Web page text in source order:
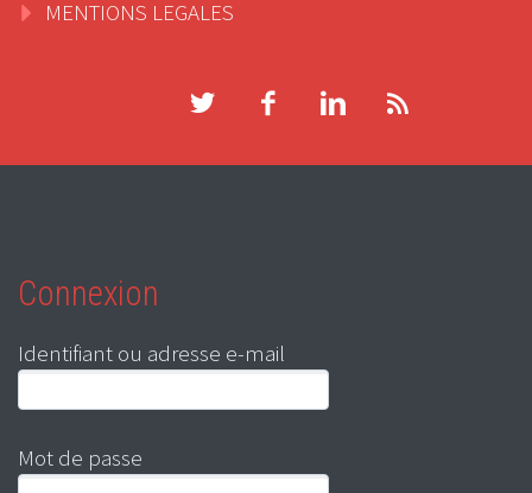
MENTIONS LEGALES
Connexion
Identifiant ou adresse e-mail
Mot de passe